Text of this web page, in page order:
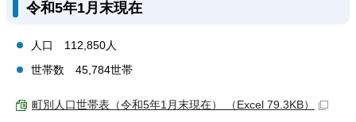
令和5年1月末現在
人口 112,850人
世帯数 45,784世帯
町別人口世帯表（令和5年1月末現在） （Excel 79.3KB）